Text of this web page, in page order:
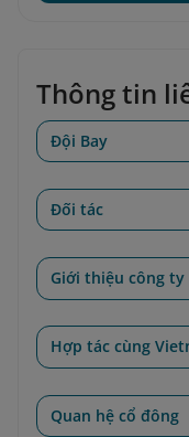
Thông tin
Đội Bay
Đối tác
Giới thiệu công ty
Hợp tác cùng
Quan hệ cổ đông